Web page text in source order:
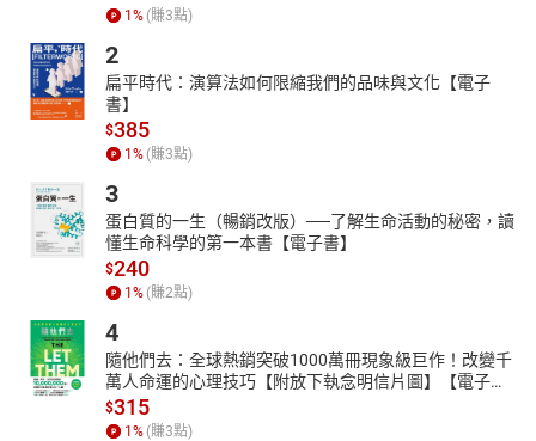
1 % (賺3點)
2
扁平時代：演算法如何限縮我們的品味與文化【電子
書】
$385
1 % (賺3點)
3
蛋白質的一生（暢銷改版）──了解生命活動的秘密，讀
懂生命科學的第一本書【電子書】
$240
1 % (賺2點)
4
隨他們去：全球熱銷突破1000萬冊現象級巨作！改變千
萬人命運的心理技巧【附放下執念明信片圖】【電子
書】
$315
1 % (賺3點)